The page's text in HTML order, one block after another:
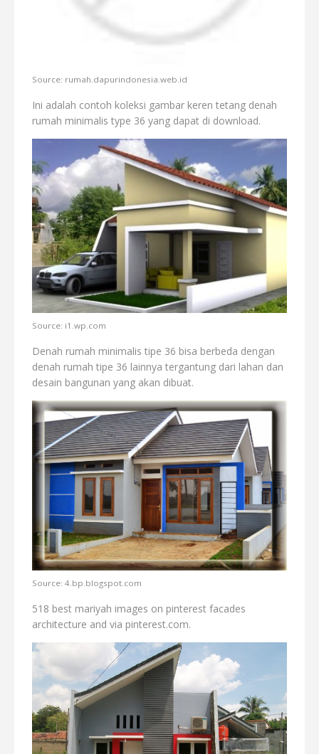
Source: rumah.dapurindonesia.web.id
Ini adalah contoh koleksi gambar keren tetang denah
rumah minimalis type 36 yang dapat di download.
Source: i1.wp.com
Denah rumah minimalis tipe 36 bisa berbeda dengan
denah rumah tipe 36 lainnya tergantung dari lahan dan
desain bangunan yang akan dibuat.
Source: 4.bp.blogspot.com
518 best mariyah images on pinterest facades
architecture and via pinterest.com.